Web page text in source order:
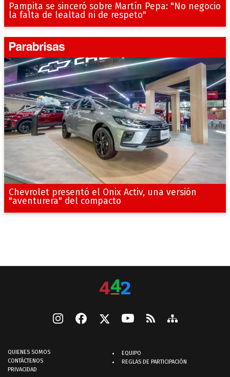
Pampita se sinceró sobre Martín Pepa: "No negocio
la falta de lealtad ni de respeto"
Chevrolet presentó el Onix Activ, una versión
"aventurera" del compacto
QUIENES SOMOS
CONTÁCTENOS
PRIVACIDAD
EQUIPO
REGLAS DE PARTICIPACIÓN